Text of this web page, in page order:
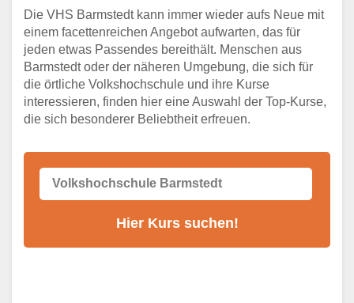
Telefonnummer
Stellenangebote der Volkshochschule
Barmstedt
Online-Kurse – Alternative Angebote zum
VHS-Kurs
Alternativen zum VHS Programm 2026 in
Die VHS Barmstedt kann immer wieder aufs Neue mit
einem facettenreichen Angebot aufwarten, das für
jeden etwas Passendes bereithält. Menschen aus
Barmstedt oder der näheren Umgebung, die sich für
die örtliche Volkshochschule und ihre Kurse
interessieren, finden hier eine Auswahl der Top-Kurse,
die sich besonderer Beliebtheit erfreuen.